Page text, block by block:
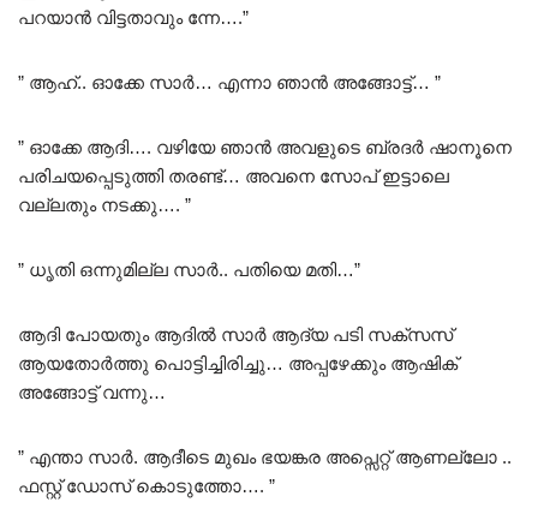
പറയാൻ വിട്ടതാവും ന്നേ….”
” ആഹ്.. ഓക്കേ സാർ… എന്നാ ഞാൻ അങ്ങോട്ട്… ”
” ഓക്കേ ആദി…. വഴിയേ ഞാൻ അവളുടെ ബ്രദർ ഷാനൂനെ
പരിചയപ്പെടുത്തി തരണ്ട്… അവനെ സോപ് ഇട്ടാലെ
വല്ലതും നടക്കു…. ”
” ധൃതി ഒന്നുമില്ല സാർ.. പതിയെ മതി…”
ആദി പോയതും ആദിൽ സാർ ആദ്യ പടി സക്സസ്
ആയതോർത്തു പൊട്ടിച്ചിരിച്ചു… അപ്പഴേക്കും ആഷിക്
അങ്ങോട്ട് വന്നു…
” എന്താ സാർ. ആദീടെ മുഖം ഭയങ്കര അപ്സെറ്റ് ആണല്ലോ ..
ഫസ്റ്റ് ഡോസ് കൊടുത്തോ…. ”